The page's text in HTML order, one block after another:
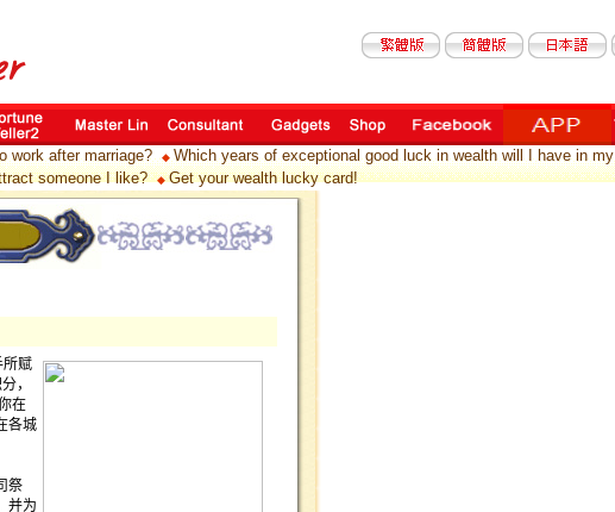
work after marriage? ◆ Which years of exceptional good luck in wealth will I have in my
someone I like? ◆Get your wealth lucky card!
所赋
，
在
各城
祭
并为